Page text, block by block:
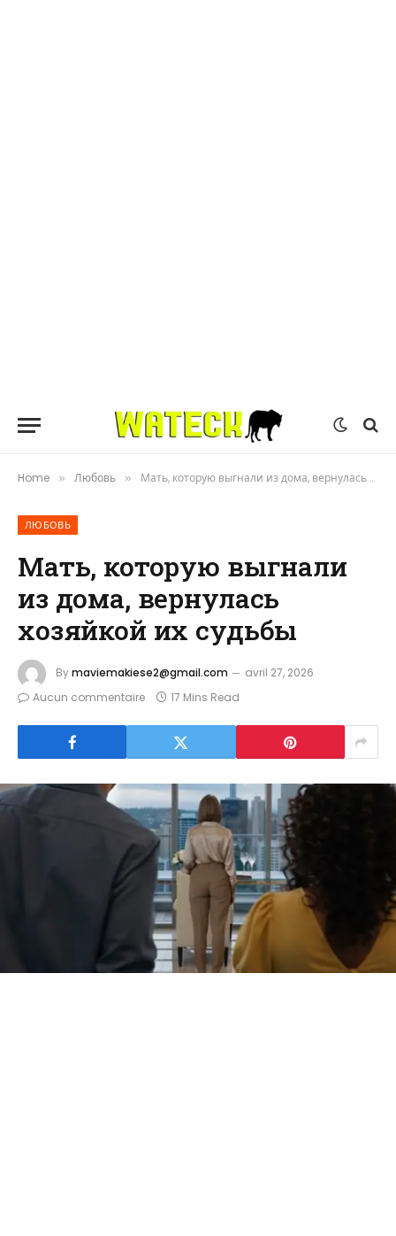
Home » Любовь » Мать, которую выгнали из дома, вернулась хозяйкой их судьбы
ЛЮБОВЬ
Мать, которую выгнали
из дома, вернулась
хозяйкой их судьбы
Bymaviemakiese2@gmail.com
avril 27, 2026
Aucun commentaire
17 Mins Read